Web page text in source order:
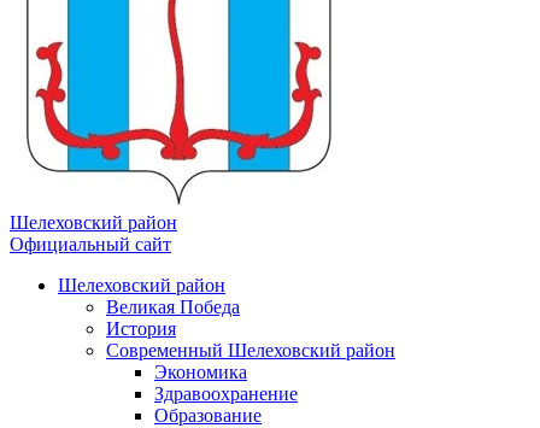
Шелеховский район
Официальный сайт
Шелеховский район
Великая Победа
История
Современный Шелеховский район
Экономика
Здравоохранение
Образование